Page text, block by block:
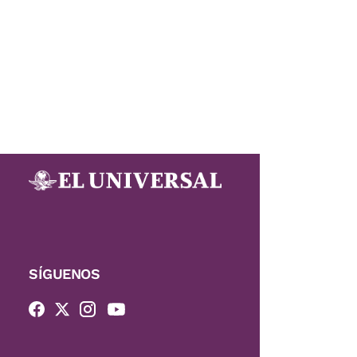
SÍGUENOS